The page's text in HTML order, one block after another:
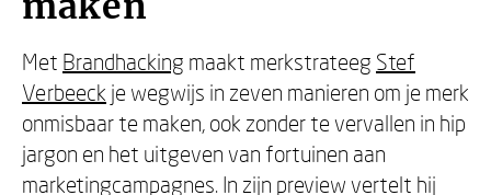
Met Brandhacking maakt merkstrateeg Stef
Verbeeck je wegwijs in zeven manieren om je merk
onmisbaar te maken, ook zonder te vervallen in hip
jargon en het uitgeven van fortuinen aan
marketingcampagnes. In zijn preview vertelt hij